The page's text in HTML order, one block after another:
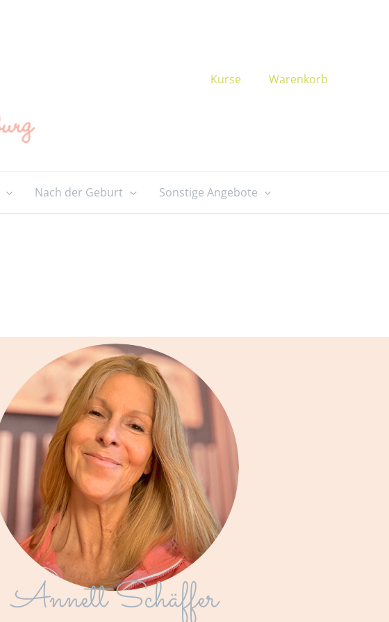
Kurse Warenkorb
Nach der Geburt Sonstige Angebote
Annett Schäffer